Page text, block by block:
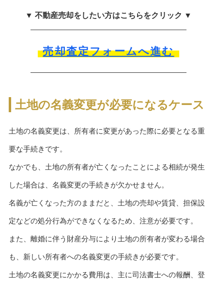
▼ 不動産売却をしたい方はこちらをクリック ▼
売却査定フォームへ進む
土地の名義変更が必要になるケース
土地の名義変更は、所有者に変更があった際に必要となる重
要な手続きです。
なかでも、土地の所有者が亡くなったことによる相続が発生
した場合は、名義変更の手続きが欠かせません。
名義が亡くなった方のままだと、土地の売却や賃貸、担保設
定などの処分行為ができなくなるため、注意が必要です。
また、離婚に伴う財産分与により土地の所有者が変わる場合
も、新しい所有者への名義変更の手続きが必要です。
土地の名義変更にかかる費用は、主に司法書士への報酬、登